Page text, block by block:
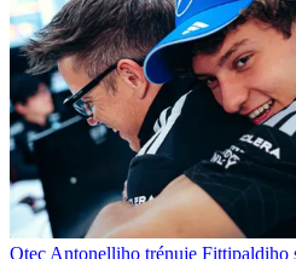
Otec Antonelliho trénuje